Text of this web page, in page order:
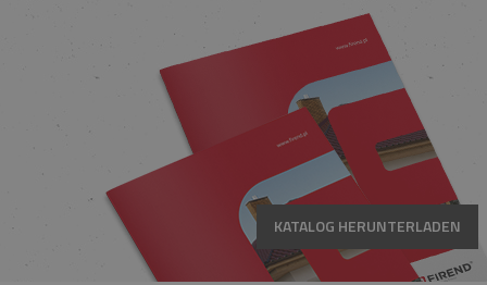
KATALOG HERUNTERLADEN